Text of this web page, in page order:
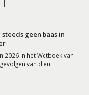
geen baas in
2026 in het Wetboek van
van dien.